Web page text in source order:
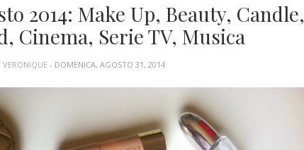
2014: Make Up, Beauty, Candle,
Cinema, Serie TV, Musica
VERONIQUE- DOMENICA, AGOSTO 31, 2014